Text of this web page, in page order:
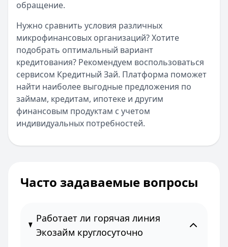
обращение.
Нужно сравнить условия различных
микрофинансовых организаций? Хотите
подобрать оптимальный вариант
кредитования? Рекомендуем воспользоваться
сервисом Кредитный Зай. Платформа поможет
найти наиболее выгодные предложения по
займам, кредитам, ипотеке и другим
финансовым продуктам с учетом
индивидуальных потребностей.
Часто задаваемые вопросы
Работает ли горячая линия
Экозайм круглосуточно